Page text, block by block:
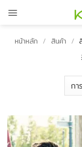
เนื้อหาหน้าหลัก / สินค้า /